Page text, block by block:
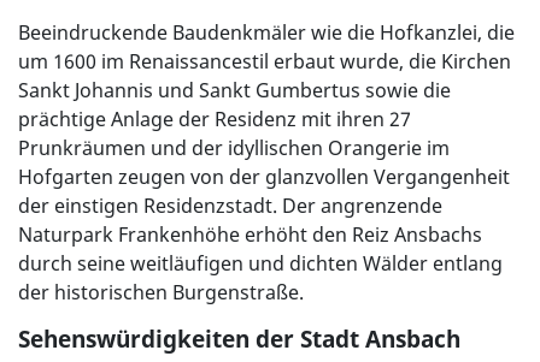
Beeindruckende Baudenkmäler wie die Hofkanzlei, die
um 1600 im Renaissancestil erbaut wurde, die Kirchen
Sankt Johannis und Sankt Gumbertus sowie die
prächtige Anlage der Residenz mit ihren 27
Prunkräumen und der idyllischen Orangerie im
Hofgarten zeugen von der glanzvollen Vergangenheit
der einstigen Residenzstadt. Der angrenzende
Naturpark Frankenhöhe erhöht den Reiz Ansbachs
durch seine weitläufigen und dichten Wälder entlang
der historischen Burgenstraße.
Sehenswürdigkeiten der Stadt Ansbach